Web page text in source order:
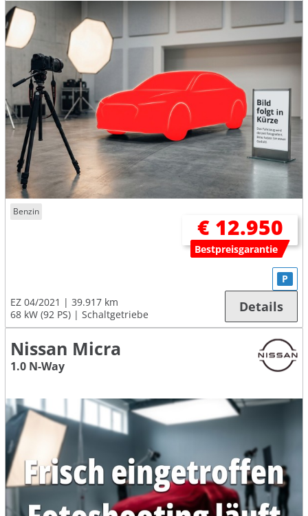
Benzin
€ 12.950
Bestpreisgarantie
EZ 04/2021
39.917 km
68 kW (92 PS)
Schaltgetriebe
P
Details
Nissan Micra
1.0 N-Way